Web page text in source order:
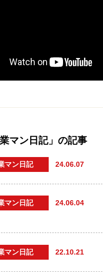
マン日記」の記事
マン日記 24.06.07
マン日記 24.06.04
マン日記 22.10.21